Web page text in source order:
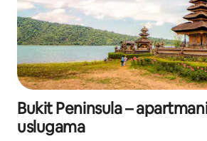
Bukit Peninsula –
uslugama